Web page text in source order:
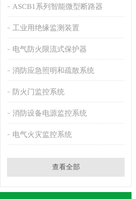
ASCB1系列智能微型断路器
工业用绝缘监测装置
电气防火限流式保护器
消防应急照明和疏散系统
防火门监控系统
消防设备电源监控系统
电气火灾监控系统
查看全部